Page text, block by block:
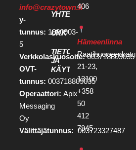
info@crazytown.fi
y-
tunnus: 1880903-
5
Verkkolaskuosoite:003718809035
OVT-
tunnus: 003718809035
Operaattori: Apix
Messaging
Oy
Välittäjätunnus: 003723327487
YHTEYSTIEDOT
UKK
TIETOSUOJA
JA
KÄYTTÖEHDOT
406
Hämeenlinna
Raatihuoneenkatu
21-23,
13100
+358
50
412
7945